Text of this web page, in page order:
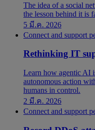
The idea of a social
the lesson behind it is
5 มี.ค. 2026
Connect and support
Rethinking IT
Learn how agentic AI
autonomous action
humans in control.
2 มี.ค. 2026
Connect and support